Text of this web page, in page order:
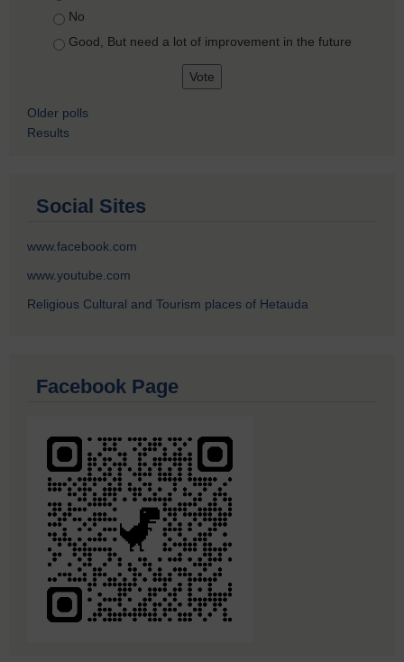
No
Good, But need a lot of improvement in the future
Older polls
Results
Social Sites
www.facebook.com
www.youtube.com
Religious Cultural and Tourism places of Hetauda
Facebook Page